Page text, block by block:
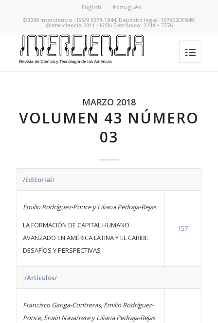
English
Português
©2000 Interciencia - ISSN 0378-1844. Depósito legal: 197602DF849.
©Interciencia 2011 - ISSN Eletrônico: 2244 – 7776
MARZO 2018
VOLUMEN 43 NÚMERO
03
/Editorial/
Emilio Rodríguez-Ponce y Liliana Pedraja-Rejas
LA FORMACIÓN DE CAPITAL HUMANO
AVANZADO EN AMÉRICA LATINA Y EL CARIBE:
DESAFÍOS Y PERSPECTIVAS
157
/Artículos/
Francisco Ganga-Contreras, Emilio Rodríguez-
Ponce, Erwin Navarrete y Liliana Pedraja-Rejas